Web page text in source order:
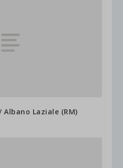
Albano Laziale (RM)